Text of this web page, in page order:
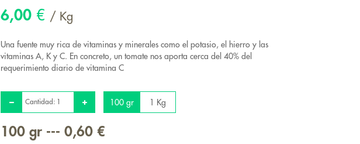
6,00 € / Kg
Una fuente muy rica de vitaminas y minerales como el potasio, el hierro y las
vitaminas A, K y C. En concreto, un tomate nos aporta cerca del 40% del
requerimiento diario de vitamina C
Cantidad: 100 gr 1 Kg
100 gr --- 0,60 €